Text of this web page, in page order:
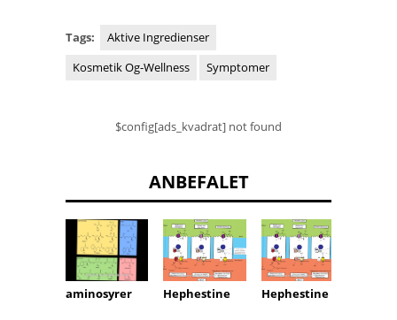
Tags:
Aktive Ingredienser
Kosmetik Og-Wellness
Symptomer
$config[ads_kvadrat] not found
ANBEFALET
aminosyrer Hephestine Hephestine